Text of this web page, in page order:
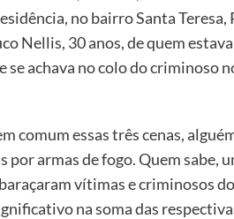
no bairro Santa Teresa,
Nellis, 30 anos, de quem
se achava no colo do criminoso
comum essas três cenas,
armas de fogo. Quem sabe,
vítimas e criminosos
na soma das